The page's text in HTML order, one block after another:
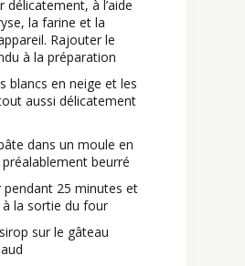
délicatement, à l’aide
la farine et la
Rajouter le
à la préparation
blancs en neige et les
aussi délicatement
dans un moule en
beurré
pendant 25 minutes et
la sortie du four
sur le gâteau